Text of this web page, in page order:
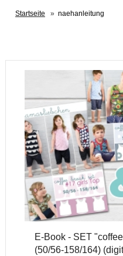
Startseite » naehanleitung
E-Book - SET
(50/56-158/164)